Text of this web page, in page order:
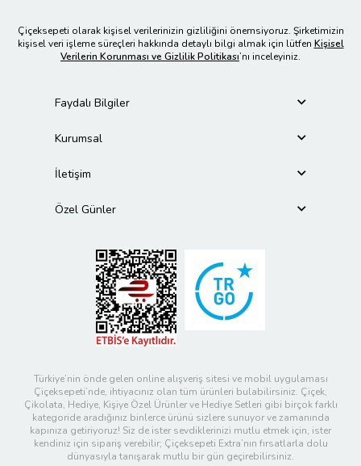
Çiçeksepeti olarak kişisel verilerinizin gizliliğini önemsiyoruz. Şirketimizin
kişisel veri işleme süreçleri hakkında detaylı bilgi almak için lütfen Kişisel
Verilerin Korunması ve Gizlilik Politikası’nı inceleyiniz.
Faydalı Bilgiler
Kurumsal
İletişim
Özel Günler
Türkiye’nin önde gelen online alışveriş sitesi ve mobil uygulaması
Çiçeksepeti’nde, ihtiyacınız olan tüm ürünleri bulabilirsiniz. Çiçek,
Çikolata, Hediye, Kişiye Özel Ürünler ve Hediye Setleri gibi birçok farklı
kategoride aradığınız binlerce ürünü sizlere sunuyor ve zamanında
kapınıza getiriyoruz! Siz de ister sevdiklerinizi mutlu etmek için, ister
kendiniz için sipariş verebilir; Çiçeksepeti Extra’nın fırsatlarla dolu
dünyasıyla tanışarak mutlu bir gün geçirebilirsiniz.